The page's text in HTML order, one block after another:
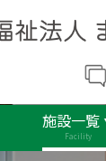
施設一覧
Facility